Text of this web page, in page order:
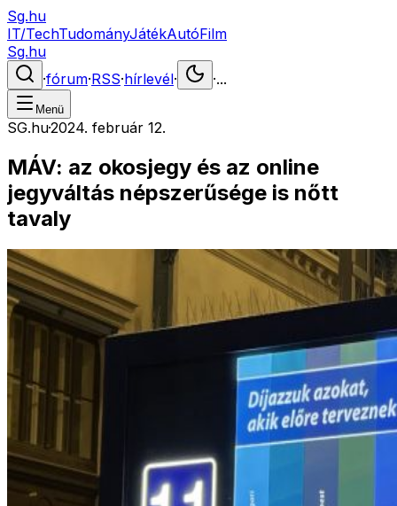
Sg.hu
IT/TechTudományJátékAutóFilm
Sg.hu
·fórum·RSS·hírlevél· ·...
Menü
SG.hu·2024. február 12.
MÁV: az okosjegy és az online
jegyváltás népszerűsége is nőtt
tavaly